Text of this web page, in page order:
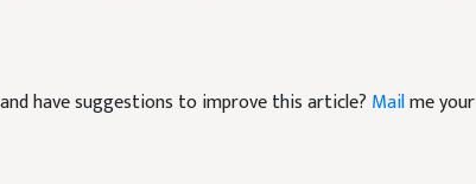
have suggestions to improve this article? Mailme your